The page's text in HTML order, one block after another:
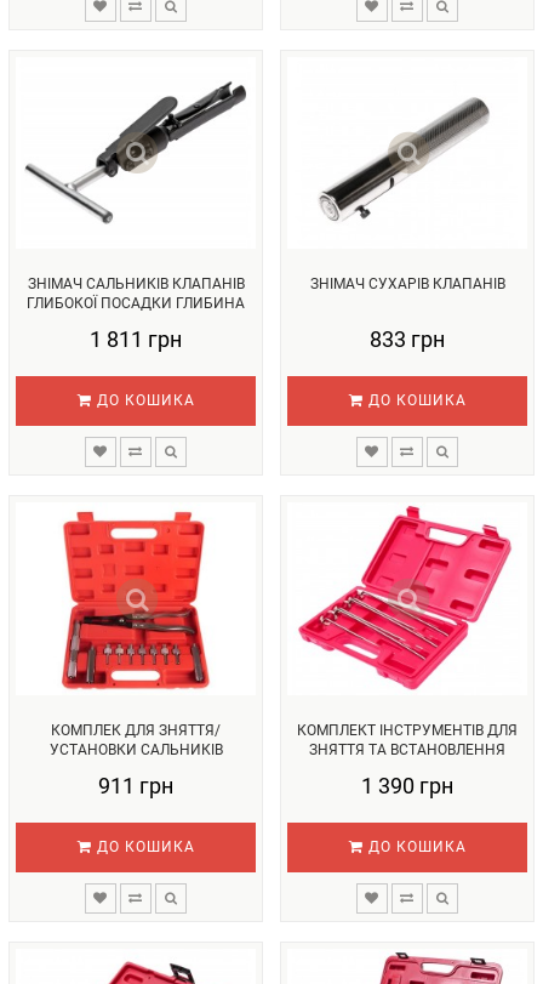
ЗНІМАЧ САЛЬНИКІВ КЛАПАНІВ
ГЛИБОКОЇ ПОСАДКИ ГЛИБИНА
1 811 грн
ДО КОШИКА
ЗНІМАЧ СУХАРІВ КЛАПАНІВ
833 грн
ДО КОШИКА
КОМПЛЕК ДЛЯ ЗНЯТТЯ/
УСТАНОВКИ САЛЬНИКІВ
911 грн
ДО КОШИКА
КОМПЛЕКТ ІНСТРУМЕНТІВ ДЛЯ
ЗНЯТТЯ ТА ВСТАНОВЛЕННЯ
1 390 грн
ДО КОШИКА